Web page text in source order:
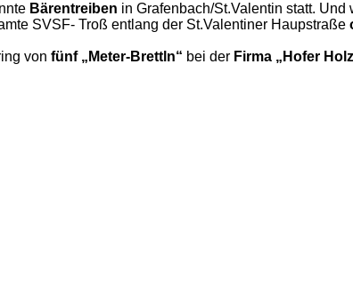
Bärentreiben in Grafenbach/St.Valentin statt.
SVSF- Troß entlang der St.Valentiner Haupstraße
von fünf „Meter-Brettln“ bei der Firma „Hofer